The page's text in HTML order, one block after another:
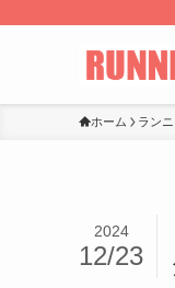
ホーム ラン
2024
12/23